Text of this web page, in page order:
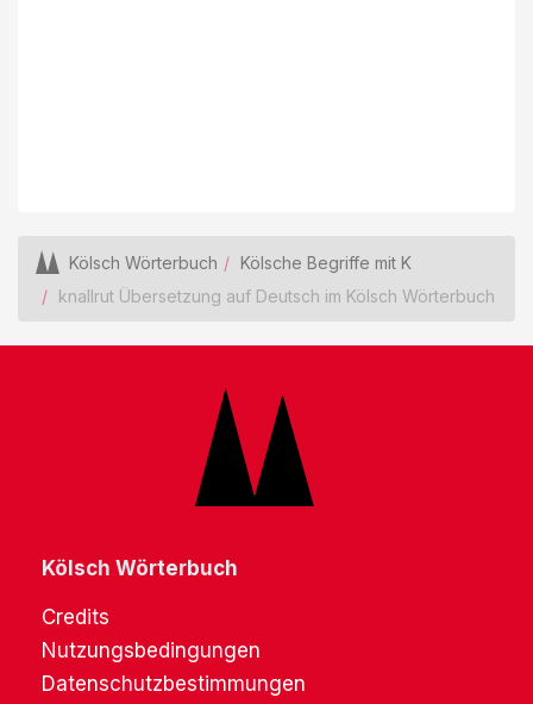
Kölsch Wörterbuch
Kölsche Begriffe mit K
knallrut Übersetzung auf Deutsch im Kölsch Wörterbuch
Kölsch Wörterbuch
Credits
Nutzungsbedingungen
Datenschutzbestimmungen